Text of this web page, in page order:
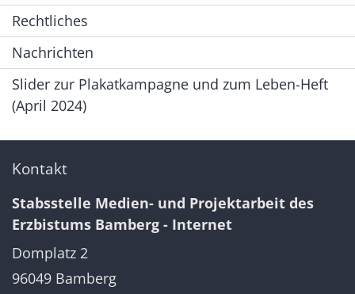
Rechtliches
Nachrichten
Slider zur Plakatkampagne und zum Leben-Heft
(April 2024)
Kontakt
Stabsstelle Medien- und Projektarbeit des
Erzbistums Bamberg - Internet
Domplatz 2
96049 Bamberg